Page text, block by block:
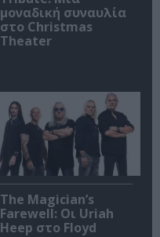
μοναδική συναυλία
στο Christmas
Theater
The Magician’s
Farewell: Οι Uriah
Heep στο Floyd